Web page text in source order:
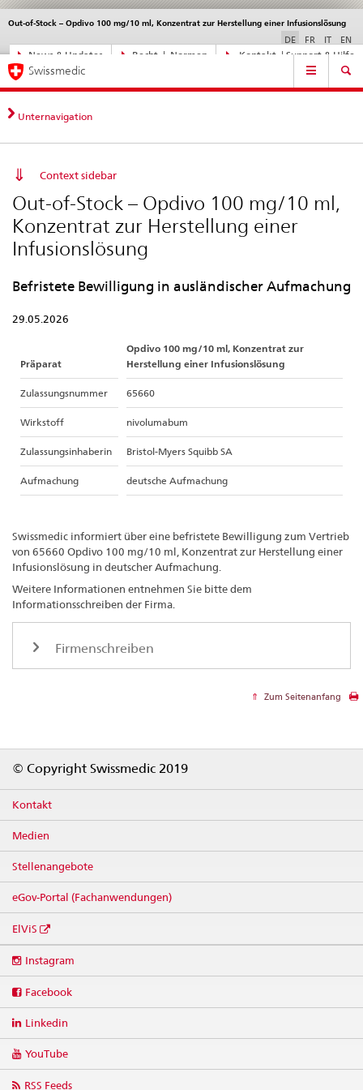
Direktnavigation
News,
Rechtsgrundlagen,
News & Updates Recht | Normen Kontakt | Support & Hilfe
Out-of-Stock – Opdivo 100 mg/10 ml, Konzentrat zur Herstellung einer Infusionslösung
Sprachwahl
DE FR IT EN
Service
Hauptnavigation
Swissmedic
Unternavigation
Context sidebar
Out-of-Stock – Opdivo 100 mg/10 ml,
Konzentrat zur Herstellung einer
Infusionslösung
Befristete Bewilligung in ausländischer Aufmachung
29.05.2026
Präparat
Opdivo 100 mg/10 ml, Konzentrat zur
Herstellung einer Infusionslösung
Zulassungsnummer 65660
Wirkstoff nivolumabum
Zulassungsinhaberin Bristol-Myers Squibb SA
Aufmachung deutsche Aufmachung
Swissmedic informiert über eine befristete Bewilligung zum Vertrieb
von 65660 Opdivo 100 mg/10 ml, Konzentrat zur Herstellung einer
Infusionslösung in deutscher Aufmachung.
Weitere Informationen entnehmen Sie bitte dem
Informationsschreiben der Firma.
Firmenschreiben
Zum Seitenanfang
© Copyright Swissmedic 2019
Kontakt
Medien
Stellenangebote
eGov-Portal (Fachanwendungen)
ElViS
media
Instagram
Facebook
Linkedin
YouTube
RSS Feeds